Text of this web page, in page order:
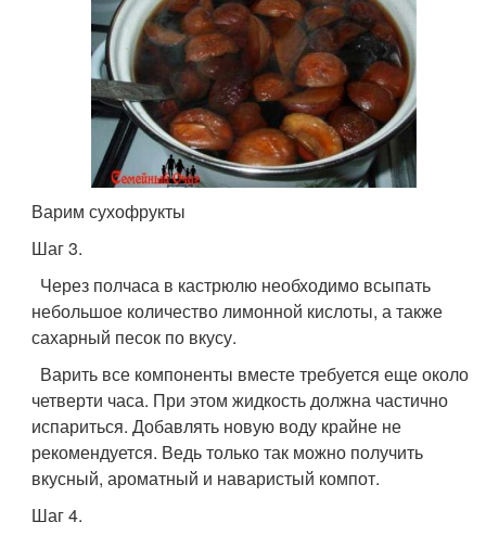
Варим сухофрукты
Шаг 3.
Через полчаса в кастрюлю необходимо всыпать
небольшое количество лимонной кислоты, а также
сахарный песок по вкусу.
Варить все компоненты вместе требуется еще около
четверти часа. При этом жидкость должна частично
испариться. Добавлять новую воду крайне не
рекомендуется. Ведь только так можно получить
вкусный, ароматный и наваристый компот.
Шаг 4.